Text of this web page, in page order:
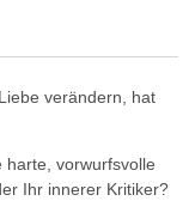
verändern, hat
harte, vorwurfsvolle
Ihr innerer Kritiker?